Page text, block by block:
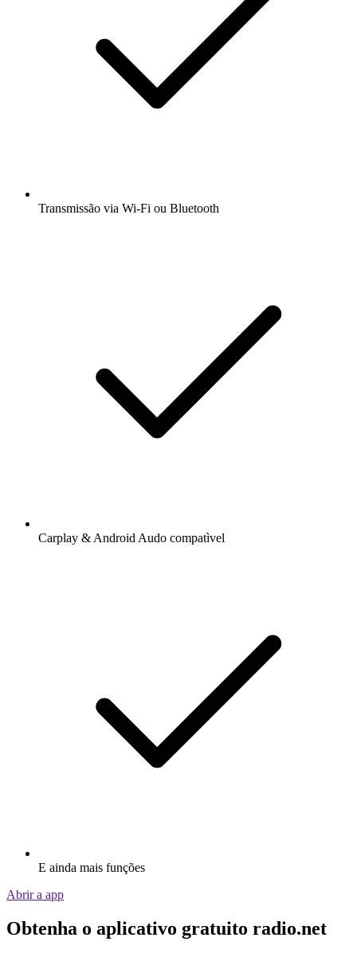
Transmissão via Wi-Fi ou Bluetooth
Carplay & Android Audo compatìvel
E ainda mais funções
Abrir a app
Obtenha o aplicativo gratuito radio.net